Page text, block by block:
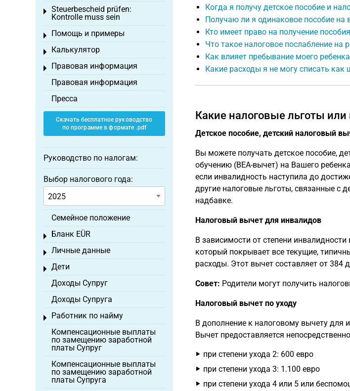
Когда я получу детское пособие и
Получаю ли я одинаковое пособие на
Кто имеет право на получение
Что такое налоговое послабление на
Как влияет пребывание моего
Какие расходы я не могу списать
Какие налоговые льготы
Детское пособие, детский налоговый
Вы можете получать детское пособие,
обучению (BEA-вычет) на Вашего
если инвалидность наступила до
другие налоговые льготы, связанные с
надбавке.
Налоговый вычет для инвалидов
В зависимости от степени
который покрывает все текущие,
расходы. Этот вычет составляет от 384
Совет: Родители могут получить
Налоговый вычет по уходу
В дополнение к налоговому вычету для
Вычет предоставляется
при степени ухода 2: 600 евро
при степени ухода 3: 1.100 евро
при степени ухода 4 или 5 или
Steuerbescheid prüfen:
Kontrolle muss sein
Toggle menu
Помощь и примеры
Toggle menu
Калькулятор
Toggle menu
Правовая информация
Toggle menu
Правовая информация
Пресса
Скачать бесплатное руководство
по программе в формате .pdf
Руководство по налогам:
Выбор налогового года:
Семейное положение
Бланк EÜR
Toggle menu
Личные данные
Toggle menu
Дети
Toggle menu
Доходы Супруг
Доходы Супруга
Работник по найму
Toggle menu
Компенсационные выплаты
по замещению заработной
платы Супруг
Компенсационные выплаты
по замещению заработной
платы Супруга